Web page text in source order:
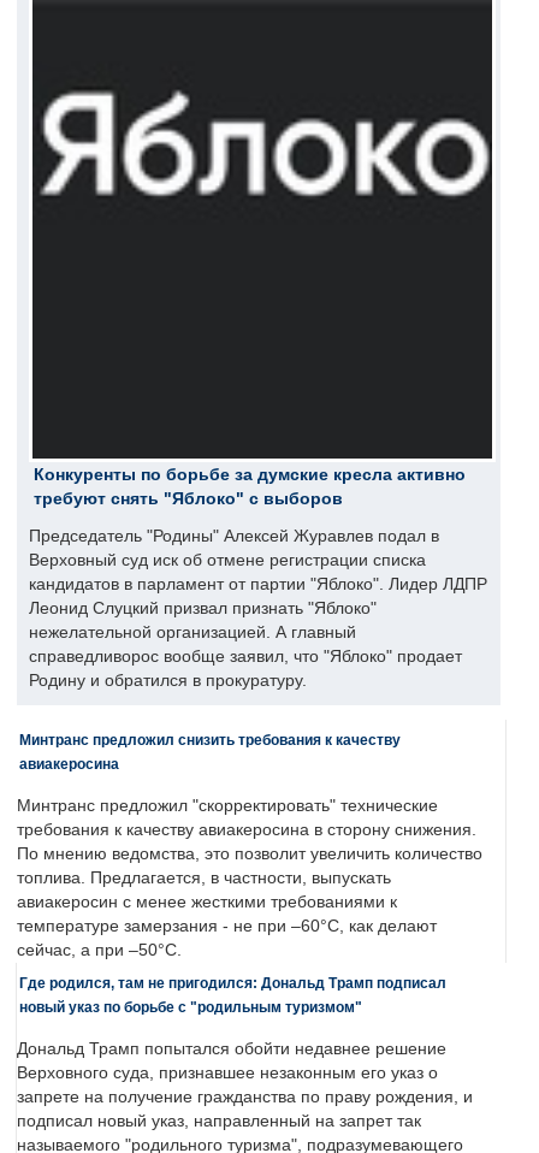
Конкуренты по борьбе за думские кресла активно
требуют снять "Яблоко" с выборов
Председатель "Родины" Алексей Журавлев подал в
Верховный суд иск об отмене регистрации списка
кандидатов в парламент от партии "Яблоко". Лидер ЛДПР
Леонид Слуцкий призвал признать "Яблоко"
нежелательной организацией. А главный
справедливорос вообще заявил, что "Яблоко" продает
Родину и обратился в прокуратуру.
Минтранс предложил снизить требования к качеству
авиакеросина
Минтранс предложил "скорректировать" технические
требования к качеству авиакеросина в сторону снижения.
По мнению ведомства, это позволит увеличить количество
топлива. Предлагается, в частности, выпускать
авиакеросин с менее жесткими требованиями к
температуре замерзания - не при –60°C, как делают
сейчас, а при –50°C.
Где родился, там не пригодился: Дональд Трамп подписал
новый указ по борьбе с "родильным туризмом"
Дональд Трамп попытался обойти недавнее решение
Верховного суда, признавшее незаконным его указ о
запрете на получение гражданства по праву рождения, и
подписал новый указ, направленный на запрет так
называемого "родильного туризма", подразумевающего